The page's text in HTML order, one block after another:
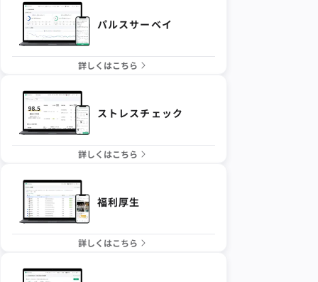
パルスサーベイ
詳しくはこちら
ストレスチェック
詳しくはこちら
福利厚生
詳しくはこちら